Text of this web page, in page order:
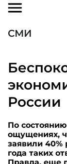
СМИ
России
По
ощущениях,
заявили 40%
года таких